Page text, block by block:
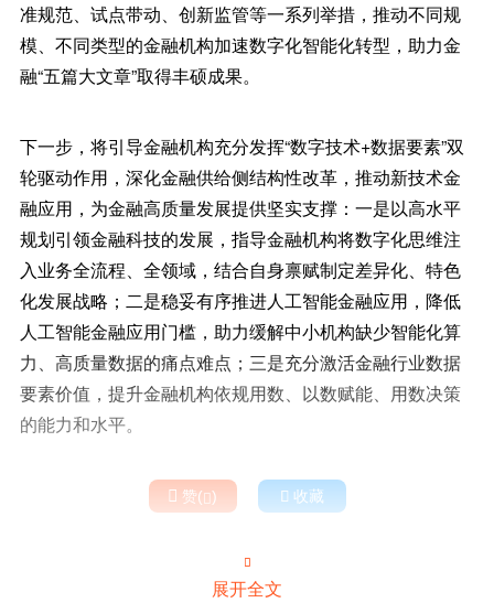
准规范、试点带动、创新监管等一系列举措，推动不同规
模、不同类型的金融机构加速数字化智能化转型，助力金
融“五篇大文章”取得丰硕成果。
下一步，将引导金融机构充分发挥“数字技术+数据要素”双
轮驱动作用，深化金融供给侧结构性改革，推动新技术金
融应用，为金融高质量发展提供坚实支撑：一是以高水平
规划引领金融科技的发展，指导金融机构将数字化思维注
入业务全流程、全领域，结合自身禀赋制定差异化、特色
化发展战略；二是稳妥有序推进人工智能金融应用，降低
人工智能金融应用门槛，助力缓解中小机构缺少智能化算
力、高质量数据的痛点难点；三是充分激活金融行业数据
要素价值，提升金融机构依规用数、以数赋能、用数决策
的能力和水平。
 赞()  收藏

展开全文